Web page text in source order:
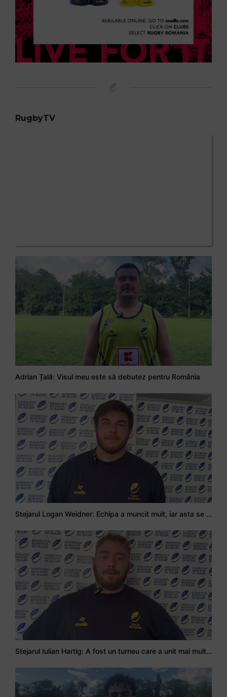
RugbyTV
Adrian Țală: Visul meu este să debutez pentru România
Stejarul Logan Weidner: Echipa a muncit mult, iar asta se va vedea în meciurile de la Nations Cup
Stejarul Iulian Hartig: A fost un turneu care a unit mai mult echipa